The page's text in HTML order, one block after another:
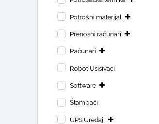
Potrošni materijal
Prenosni računari
Računari
Robot Usisivaci
Software
Štampači
UPS Uređaji